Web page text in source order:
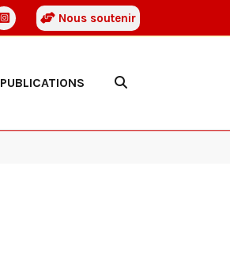
Nous soutenir
PUBLICATIONS